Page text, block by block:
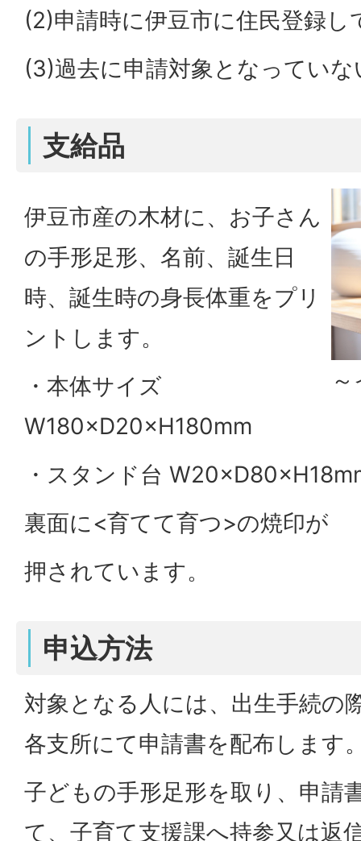
(2)申請時に伊豆市に住民登録し
(3)過去に申請対象となっていな
支給品
伊豆市産の木材に、お子さん
の手形足形、名前、誕生日
時、誕生時の身長体重をプリ
ントします。
・本体サイズ
W180×D20×H180mm
・スタンド台
裏面に<育てて育つ>の焼印が
押されています。
申込方法
対象となる人には、出生手続の
各支所にて申請書を配布します
子どもの手形足形を取り、申請
て、子育て支援課へ持参又は返